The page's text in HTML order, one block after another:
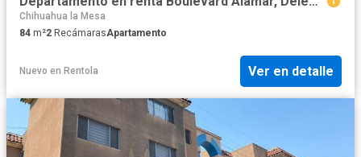
Chihuahua la Mesa
84 m²2 RecámarasApartamento
Nuevo en Rentola Ver en detalle